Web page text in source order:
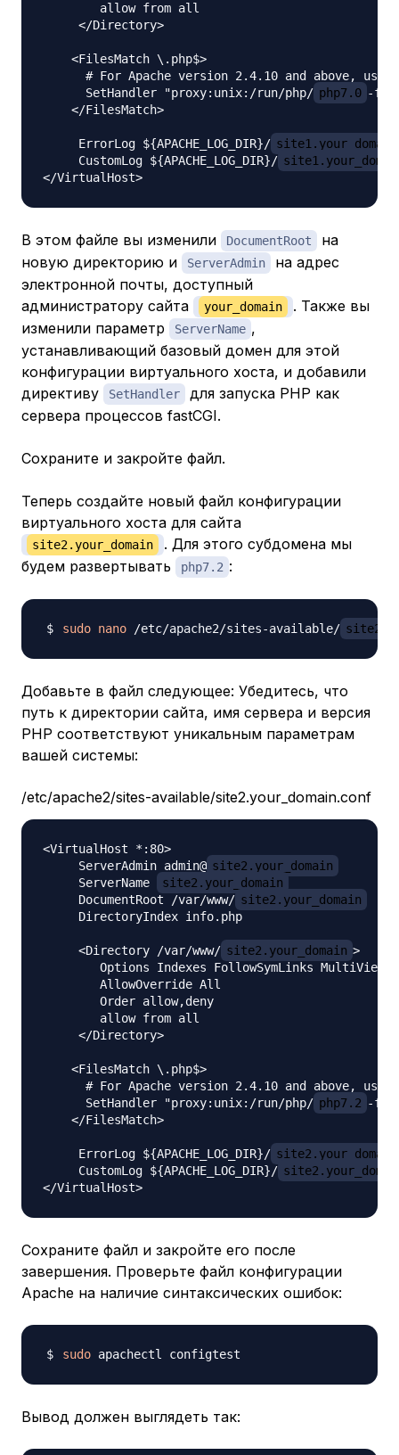
        allow from all
     </Directory>
    <FilesMatch \.php$>
# For Apache version 2.4.10 and above, use
      SetHandler "proxy:unix:/run/php/
php7.0 -
    </FilesMatch>
     ErrorLog ${APACHE_LOG_DIR}/
site1.your_domain
     CustomLog ${APACHE_LOG_DIR}/
В этом файле вы изменили DocumentRoot
на
новую директорию и
ServerAdmin
на адрес
электронной почты, доступный
администратору сайта
your_domain
. Также вы
изменили параметр
ServerName ,
устанавливающий базовый домен для этой
конфигурации виртуального хоста, и добавили
директиву
SetHandler
для запуска PHP как
сервера процессов fastCGI.
Сохраните и закройте файл.
Теперь создайте новый файл конфигурации
виртуального хоста для сайта
site2.your_domain
. Для этого субдомена мы
будем развертывать
php7.2 :
sudo nano /etc/apache2/sites-available/
Добавьте в файл следующее: Убедитесь, что
путь к директории сайта, имя сервера и версия
PHP соответствуют уникальным параметрам
вашей системы:
/etc/apache2/sites-available/site2.your_domain.conf
<VirtualHost *:80>
     ServerAdmin admin@
site2.your_domain
     ServerName
site2.your_domain
     DocumentRoot /var/www/
site2.your_domain
     DirectoryIndex info.php
     <Directory /var/www/
site2.your_domain >
        Options Indexes FollowSymLinks MultiViews
        AllowOverride All
        Order allow,deny
        allow from all
     </Directory>
    <FilesMatch \.php$>
# For Apache version 2.4.10 and above, use
      SetHandler "proxy:unix:/run/php/
php7.2 -
    </FilesMatch>
     ErrorLog ${APACHE_LOG_DIR}/
site2.your_domain
     CustomLog ${APACHE_LOG_DIR}/
Сохраните файл и закройте его после
завершения. Проверьте файл конфигурации
Apache на наличие синтаксических ошибок:
sudo
Вывод должен выглядеть так: